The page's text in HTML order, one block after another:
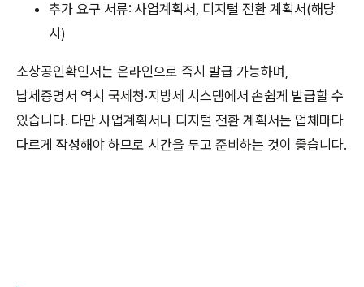
추가 요구 서류: 사업계획서, 디지털 전환 계획서(해당
시)
소상공인확인서는 온라인으로 즉시 발급 가능하며,
납세증명서 역시 국세청·지방세 시스템에서 손쉽게 발급할 수
있습니다. 다만 사업계획서나 디지털 전환 계획서는 업체마다
다르게 작성해야 하므로 시간을 두고 준비하는 것이 좋습니다.